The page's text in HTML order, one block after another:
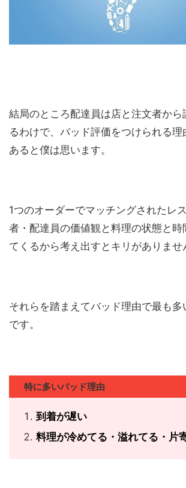
結局のところ配達員は店と注文者から
るわけで、バッド評価をつけられる理
あると僕は思います。
1つのオーダーでマッチングされたレ
者・配達員の価値観と料理の状態と時
てくるから考え出すとキリがありませ
それらを踏まえてバッド理由で最も
です。
特に多いバッド理由
到着が遅い
料理が冷めてる・溢れてる・片